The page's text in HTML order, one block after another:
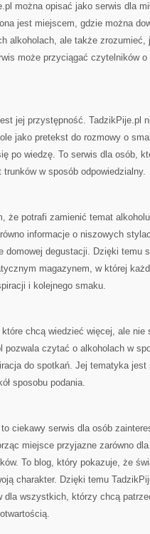
można opisać jako serwis dla
jest miejscem, gdzie można
alkoholach, ale także zrozumieć,
może przyciągać czytelników
jej przystępność. TadzikPije.pl
jako pretekst do rozmowy o
po wiedzę. To serwis dla osób,
w sposób odpowiedzialny.
że potrafi zamienić temat
informacje o niszowych
domowej degustacji. Dzięki temu
magazynem, w której
i kolejnego smaku.
chcą wiedzieć więcej, ale nie
pozwala czytać o alkoholach w
do spotkań. Jej tematyka jest
sposobu podania.
ciekawy serwis dla osób
miejsce przyjazne zarówno
To blog, który pokazuje, że
charakter. Dzięki temu
dla wszystkich, którzy chcą